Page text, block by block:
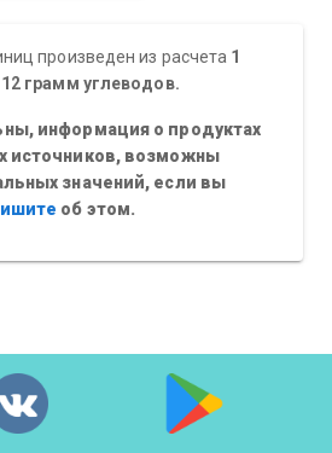
произведен из расчета 1
грамм углеводов.
информация о продуктах
источников, возможны
значений, если вы
об этом.